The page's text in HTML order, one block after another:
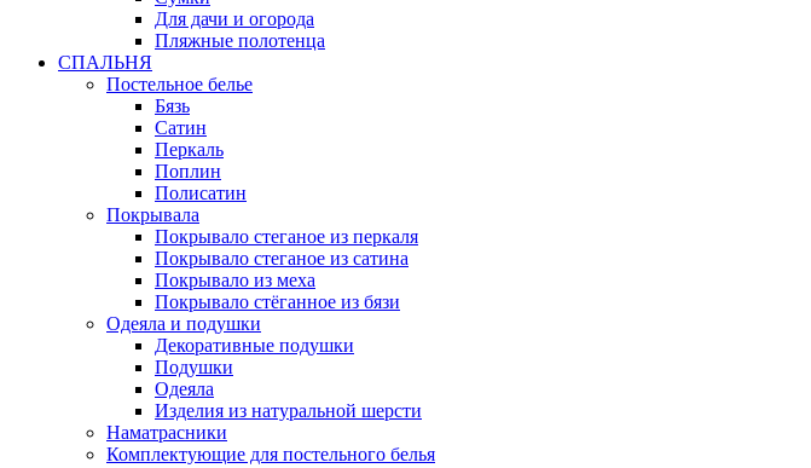
Для дачи и огорода
Пляжные полотенца
СПАЛЬНЯ
Постельное белье
Бязь
Сатин
Перкаль
Поплин
Полисатин
Покрывала
Покрывало стеганое из перкаля
Покрывало стеганое из сатина
Покрывало из меха
Покрывало стёганное из бязи
Одеяла и подушки
Декоративные подушки
Подушки
Одеяла
Изделия из натуральной шерсти
Наматраcники
Комплектующие для постельного белья